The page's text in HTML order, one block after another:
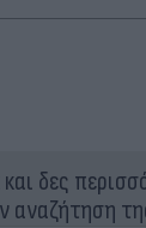
και δες
αναζήτηση